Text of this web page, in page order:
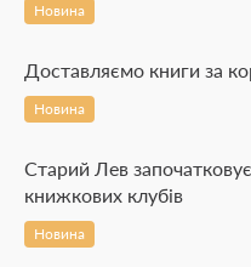
Новина
Доставляємо книги за
Новина
Старий Лев
книжкових клубів
Новина